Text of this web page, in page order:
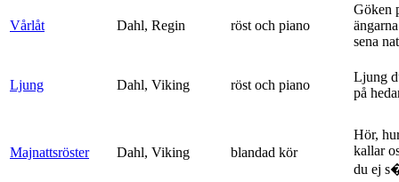
Vårlåt Dahl, Regin röst och piano
Göken
sena
Ljung Dahl, Viking röst och piano
Ljung
på
Majnattsröster Dahl, Viking blandad kör
Hör,
kallar
du ej